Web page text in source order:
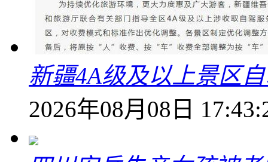
新疆4A级及以上景区
2026年08月08日